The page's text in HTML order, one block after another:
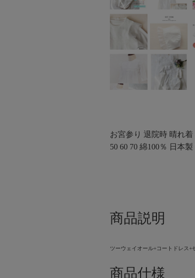
お宮参り 退院時 晴れ
50 60 70 綿100％ 日本
商品説明
ツーウェイオール+コートドレス+
商品仕様